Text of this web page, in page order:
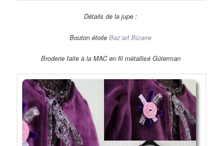
Détails de la jupe :
Bouton étoile Baz’art Bizarre
Broderie faite à la MAC en fil métallisé Güterman